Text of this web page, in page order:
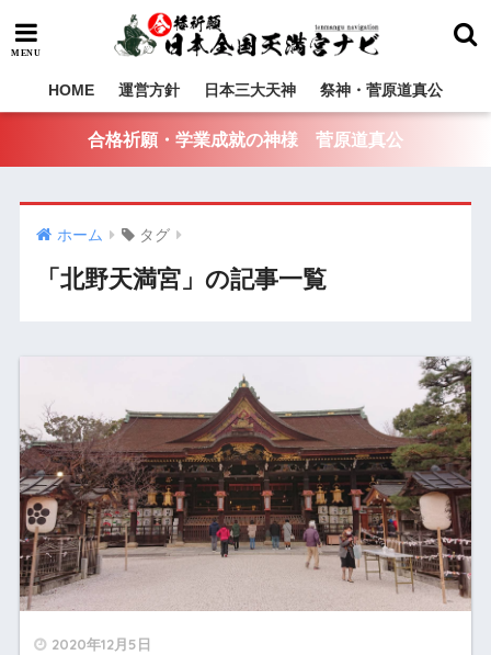
HOME 運営方針 日本三大天神 祭神・菅原道真公
合格祈願・学業成就の神様 菅原道真公
ホーム タグ
「北野天満宮」の記事一覧
2020年12月5日